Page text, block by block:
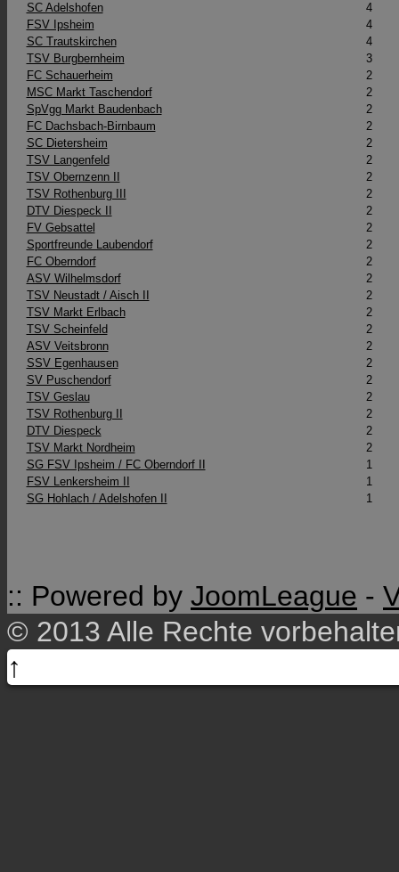
SC Adelshofen
4
FSV Ipsheim
4
SC Trautskirchen
4
TSV Burgbernheim
3
FC Schauerheim
2
MSC Markt Taschendorf
2
SpVgg Markt Baudenbach
2
FC Dachsbach-Birnbaum
2
SC Dietersheim
2
TSV Langenfeld
2
TSV Obernzenn II
2
TSV Rothenburg III
2
DTV Diespeck II
2
FV Gebsattel
2
Sportfreunde Laubendorf
2
FC Oberndorf
2
ASV Wilhelmsdorf
2
TSV Neustadt / Aisch II
2
TSV Markt Erlbach
2
TSV Scheinfeld
2
ASV Veitsbronn
2
SSV Egenhausen
2
SV Puschendorf
2
TSV Geslau
2
TSV Rothenburg II
2
DTV Diespeck
2
TSV Markt Nordheim
2
SG FSV Ipsheim / FC Oberndorf II
1
FSV Lenkersheim II
1
SG Hohlach / Adelshofen II
1
:: Powered by JoomLeague -
© 2013 Alle Rechte
↑